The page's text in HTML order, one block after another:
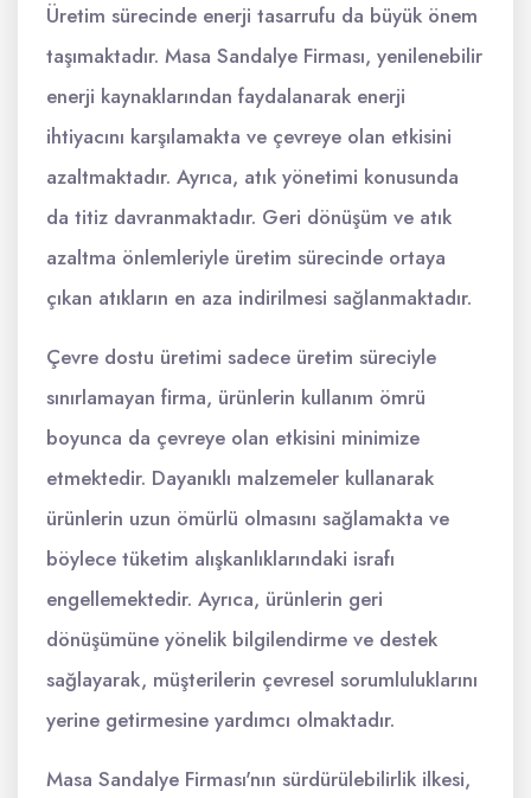
Üretim sürecinde enerji tasarrufu da büyük önem
taşımaktadır. Masa Sandalye Firması, yenilenebilir
enerji kaynaklarından faydalanarak enerji
ihtiyacını karşılamakta ve çevreye olan etkisini
azaltmaktadır. Ayrıca, atık yönetimi konusunda
da titiz davranmaktadır. Geri dönüşüm ve atık
azaltma önlemleriyle üretim sürecinde ortaya
çıkan atıkların en aza indirilmesi sağlanmaktadır.
Çevre dostu üretimi sadece üretim süreciyle
sınırlamayan firma, ürünlerin kullanım ömrü
boyunca da çevreye olan etkisini minimize
etmektedir. Dayanıklı malzemeler kullanarak
ürünlerin uzun ömürlü olmasını sağlamakta ve
böylece tüketim alışkanlıklarındaki israfı
engellemektedir. Ayrıca, ürünlerin geri
dönüşümüne yönelik bilgilendirme ve destek
sağlayarak, müşterilerin çevresel sorumluluklarını
yerine getirmesine yardımcı olmaktadır.
Masa Sandalye Firması'nın sürdürülebilirlik ilkesi,